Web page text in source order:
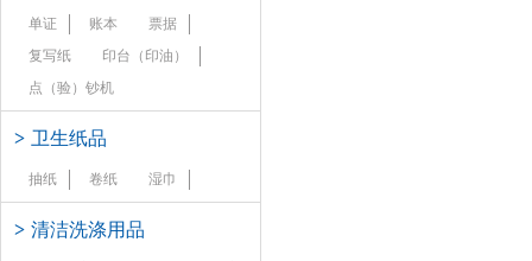
单证 账本
票据
复写纸
印台（印油）
点（验）钞机
> 卫生纸品
抽纸 卷纸 湿巾
> 清洁洗涤用品